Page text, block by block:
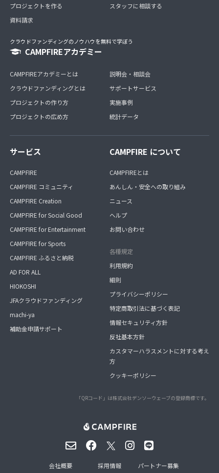
プロジェクトを作る
資料請求
スタッフに相談する
クラウドファンディングのノウハウを無料で学ぼう
CAMPFIREアカデミー
CAMPFIREアカデミーとは
クラウドファンディングとは
プロジェクトの作り方
プロジェクトの広め方
説明会・相談会
サポートサービス
実施事例
統計データ
サービス
CAMPFIRE
CAMPFIRE コミュニティ
CAMPFIRE Creation
CAMPFIRE for Social Good
CAMPFIRE for Entertainment
CAMPFIRE for Sports
CAMPFIRE ふるさと納税
AD FOR ALL
HIOKOSHI
JFAクラウドファンディング
machi-ya
補助金申請サポート
CAMPFIRE について
CAMPFIREとは
あんしん・安全への取り組み
ニュース
ヘルプ
お問い合わせ
各種規定
利用規約
細則
プライバシーポリシー
特定商取引法に基づく表記
情報セキュリティ方針
反社基本方針
カスタマーハラスメントに対する考え
方
クッキーポリシー
「QRコード」は株式会社デンソーウェーブの登録商標です。
会社概要 採用情報 パートナー募集